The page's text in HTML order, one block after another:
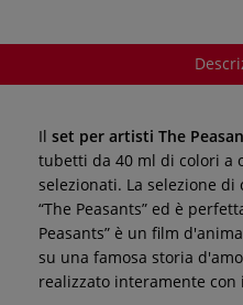
Il set per artisti The
tubetti da 40 ml di colori a
selezionati. La selezione
“The Peasants” ed è
Peasants” è un film
su una famosa storia
realizzato interamente con